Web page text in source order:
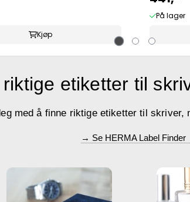
Kjøp
På lager
etiketter til
med å finne riktige etiketter til
→ Se HERMA Label Finder